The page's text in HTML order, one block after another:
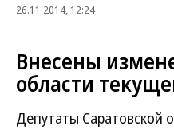
26.11.2014, 12:24
Внесены
области
Депутаты Саратовской